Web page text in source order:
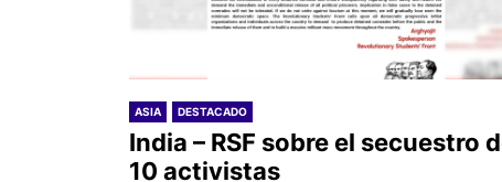
ASIA DESTACADO
India – RSF sobre el secuestro
10 activistas